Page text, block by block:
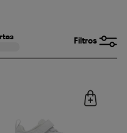
pequeños. Compra
Filtros